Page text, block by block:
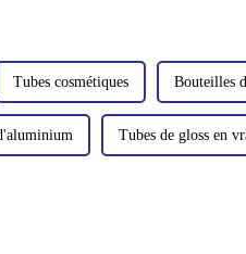
Tubes cosmétiques Bouteilles
Tubes de gloss en